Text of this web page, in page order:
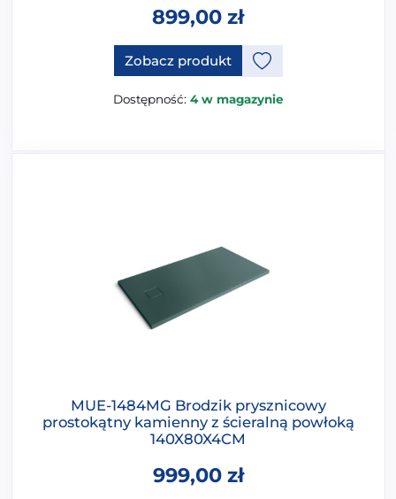
899,00 zł
Zobacz produktTen produkt ma opcje, które
Dostępność: 4 w magazynie
MUE-1484MG Brodzik prysznicowy
prostokątny kamienny z ścieralną powłoką
140X80X4CM
999,00 zł